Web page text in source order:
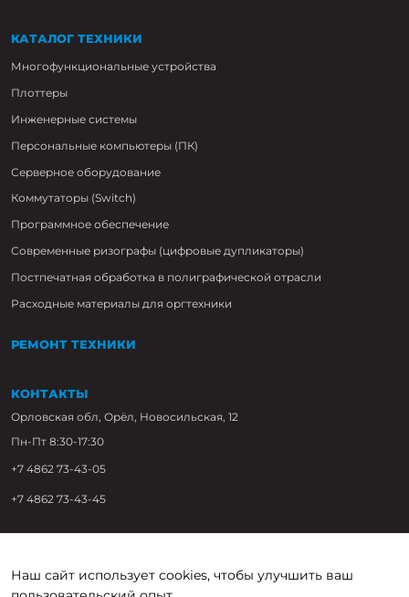
КАТАЛОГ ТЕХНИКИ
Многофункциональные устройства
Плоттеры
Инженерные системы
Персональные компьютеры (ПК)
Серверное оборудование
Коммутаторы (Switch)
Программное обеспечение
Современные ризографы (цифровые дупликаторы)
Постпечатная обработка в полиграфической отрасли
Расходные материалы для оргтехники
РЕМОНТ ТЕХНИКИ
КОНТАКТЫ
Орловская обл, Орёл, Новосильская, 12
Пн-Пт 8:30-17:30
+7 4862 73-43-05
+7 4862 73-43-45
Наш сайт использует cookies, чтобы улучшить ваш